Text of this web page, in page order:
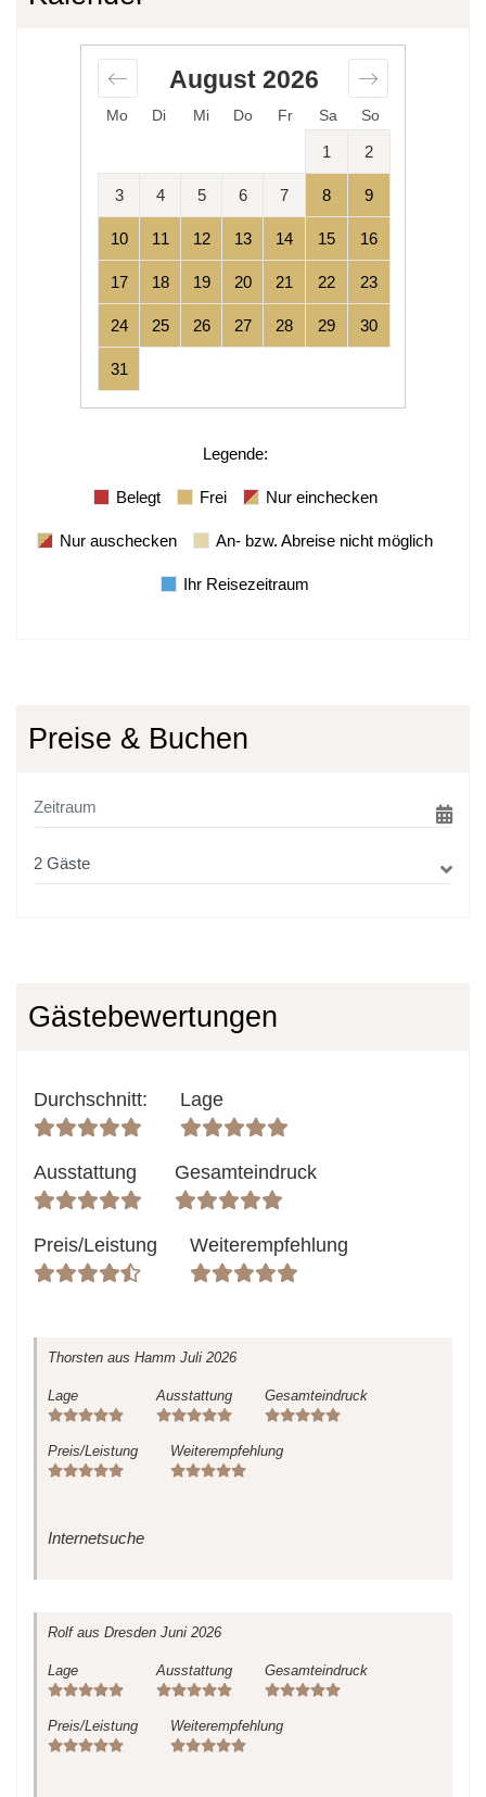
Mo Di Mi Do Fr Sa So
August 2026
1 2
3 4 5 6 7 8 9
10 11 12 13 14 15 16
17 18 19 20 21 22 23
24 25 26 27 28 29 30
31
Legende:
Belegt Frei Nur einchecken
Nur auschecken An- bzw. Abreise nicht möglich
Ihr Reisezeitraum
Preise & Buchen
Gästebewertungen
Durchschnitt: Lage
Ausstattung Gesamteindruck
Preis/Leistung Weiterempfehlung
Thorsten aus Hamm Juli 2026
Lage Ausstattung Gesamteindruck
Preis/Leistung Weiterempfehlung
Internetsuche
Rolfaus Dresden Juni 2026
Lage Ausstattung Gesamteindruck
Preis/Leistung Weiterempfehlung